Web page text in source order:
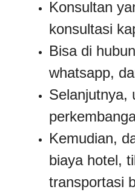
Konsultan
konsultasi
Bisa di
whatsapp,
Selanjutnya,
Kemudian,
biaya hotel,
transportasi